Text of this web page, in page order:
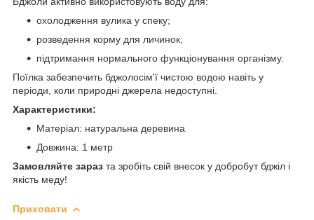
охолодження вулика у спеку;
розведення корму для личинок;
підтримання нормального функціонування організму.
Поїлка забезпечить бджолосім'ї чистою водою навіть у
періоди, коли природні джерела недоступні.
Характеристики:
Матеріал: натуральна деревина
Довжина: 1 метр
Замовляйте зараз та зробіть свій внесок у добробут бджіл і
якість меду!
Приховати